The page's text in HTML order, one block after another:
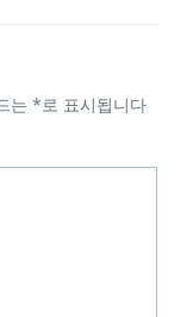
는 *로 표시됩니다